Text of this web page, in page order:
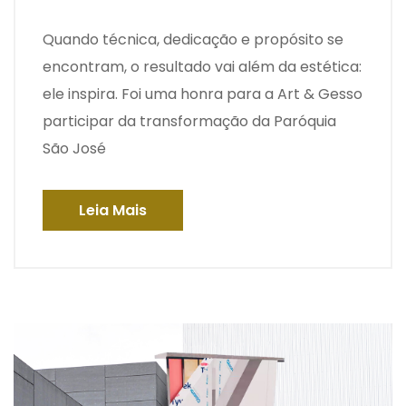
Quando técnica, dedicação e propósito se
encontram, o resultado vai além da estética:
ele inspira. Foi uma honra para a Art & Gesso
participar da transformação da Paróquia
São José
Leia Mais